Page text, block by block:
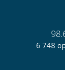
6 748